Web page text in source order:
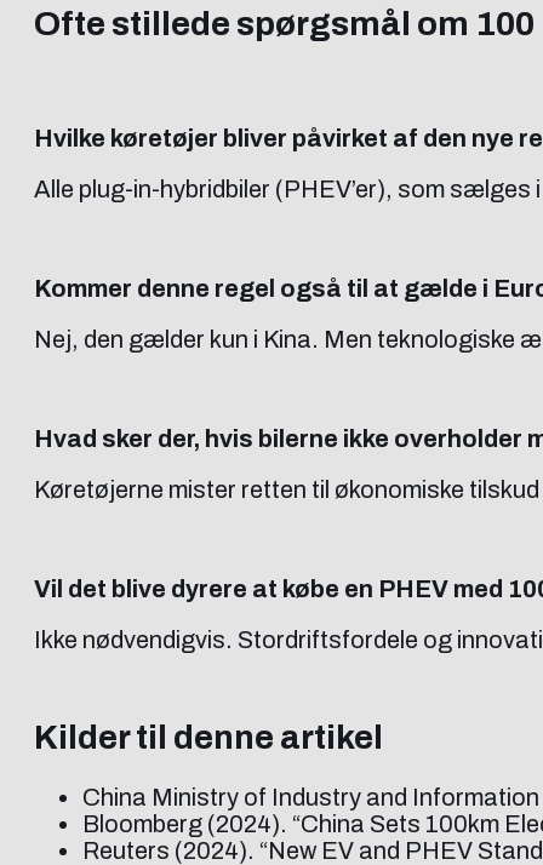
Ofte stillede spørgsmål om
Hvilke køretøjer bliver påvirket af den nye
Alle plug-in-hybridbiler (PHEV’er), som sælges
Kommer denne regel også til at gælde i
Nej, den gælder kun i Kina. Men teknologiske
Hvad sker der, hvis bilerne ikke overholder
Køretøjerne mister retten til økonomiske
Vil det blive dyrere at købe en PHEV med
Ikke nødvendigvis. Stordriftsfordele og
Kilder til denne artikel
China Ministry of Industry and
Bloomberg (2024). “China Sets 100km
Reuters (2024). “New EV and PHEV